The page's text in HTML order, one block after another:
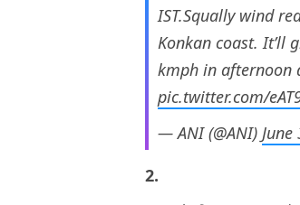
IST.Squally wind
Konkan coast. It’ll
kmph in afternoon
pic.twitter.com/
— ANI (@ANI)
2.